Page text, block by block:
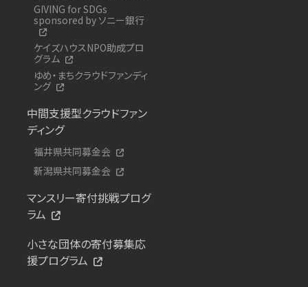
GIVING for SDGs
sponsored by ソニー銀行
ケイズハウスNPO助成プロ
グラム
ゆめ・まちクラウドファンディ
ング
中間支援型クラウドファン
ディング
福井県共同募金会
新潟県共同募金会
マンスリー寄付挑戦プログ
ラム
小さな団体の寄付募集応
援プログラム